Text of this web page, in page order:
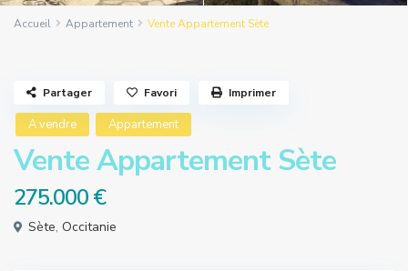
Accueil Appartement Vente Appartement Sète
A vendre Appartement
Vente Appartement Sète
275.000 €
Sète, Occitanie
Partager Favori Imprimer